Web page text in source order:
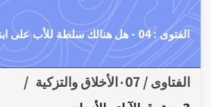
الفتوى : 04 - هل هنالك سلطة للأب
الفتاوى / ٠07الأخلاق والتزكية
/